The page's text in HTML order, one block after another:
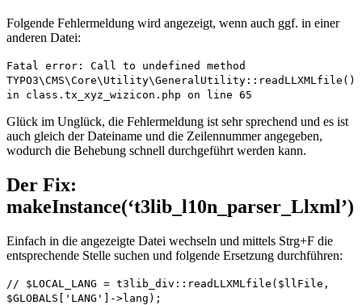
Folgende Fehlermeldung wird angezeigt, wenn auch ggf. in einer
anderen Datei:
Fatal error: Call to undefined method
TYPO3\CMS\Core\Utility\GeneralUtility::readLLXMLfile()
in class.tx_xyz_wizicon.php on line 65
Glück im Unglück, die Fehlermeldung ist sehr sprechend und es ist
auch gleich der Dateiname und die Zeilennummer angegeben,
wodurch die Behebung schnell durchgeführt werden kann.
Der Fix:
makeInstance(‘t3lib_l10n_parser_Llxml’)
Einfach in die angezeigte Datei wechseln und mittels Strg+F die
entsprechende Stelle suchen und folgende Ersetzung durchführen:
// $LOCAL_LANG = t3lib_div::readLLXMLfile($llFile,
$GLOBALS['LANG']->lang);